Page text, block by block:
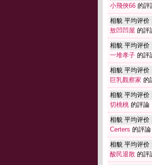
小飛俠66 的評
相貌 平均评价
敖凹凹屋 的評
相貌 平均评价
一堆孝子 的評
相貌 平均评价
巨乳觀察家 的
相貌 平均评价
切桃桃 的評論
相貌 平均评价
Certers 的評
相貌 平均评价
酸民退散 的評